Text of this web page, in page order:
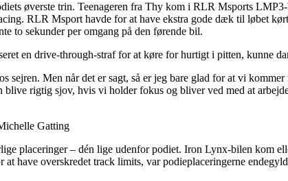
øverste trin. Teenageren fra Thy kom i RLR Msports
RLR Msport havde for at have ekstra gode dæk til løbet
to sekunder per omgang på den førende bil.
en drive-through-straf for at køre for hurtigt i pitten, kunne
sejren. Men når det er sagt, så er jeg bare glad for at vi
rigtig sjov, hvis vi holder fokus og bliver ved med at
Gatting
placeringer – dén lige udenfor podiet. Iron Lynx-bilen kom
have overskredet track limits, var podieplaceringerne